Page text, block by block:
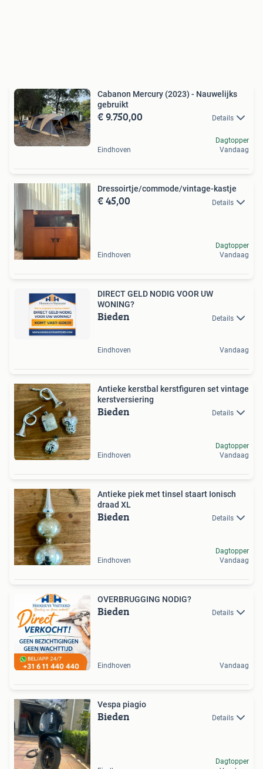
Cabanon Mercury (2023) - Nauwelijks
gebruikt
€ 9.750,00 Details
Eindhoven
Dagtopper
Vandaag
Dressoirtje/commode/vintage-kastje
€ 45,00 Details
Eindhoven
Dagtopper
Vandaag
DIRECT GELD NODIG VOOR UW
WONING?
Bieden Details
Eindhoven Vandaag
Antieke kerstbal kerstfiguren set vintage
kerstversiering
Bieden Details
Eindhoven
Dagtopper
Vandaag
Antieke piek met tinsel staart Ionisch
draad XL
Bieden Details
Eindhoven
Dagtopper
Vandaag
OVERBRUGGING NODIG?
Bieden Details
Eindhoven Vandaag
Vespa piagio
Bieden Details
Dagtopper